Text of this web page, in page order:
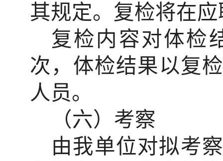
其规定。复检将在
复检内容对体检
次，体检结果以复
人员。
（六）考察
由我单位对拟考